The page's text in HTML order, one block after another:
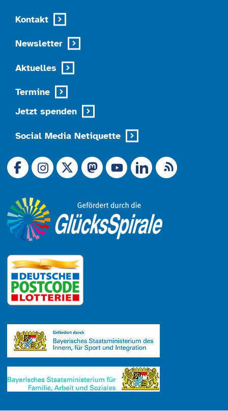
Kontakt
Newsletter
Aktuelles
Termine
Jetzt spenden
Social Media Netiquette
Link zu X (Ex-Twitter)
RSS-Feed